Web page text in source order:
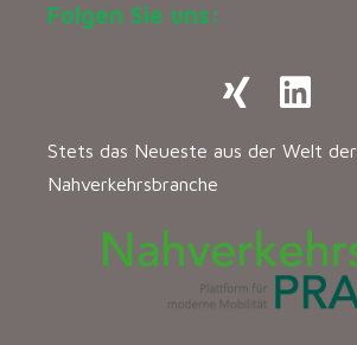
Folgen Sie uns:
Stets das Neueste aus der Welt der
Nahverkehrsbranche